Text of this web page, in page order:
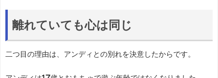
離れていても心は同じ
二つ目の理由は、アンディとの別れを決意したからです。